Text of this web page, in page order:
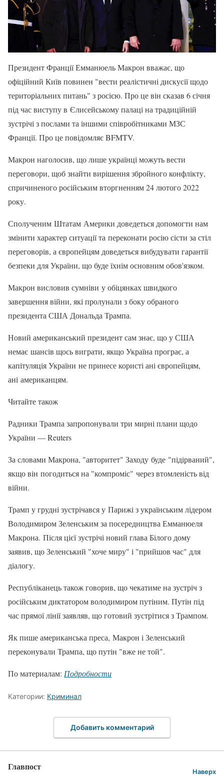
Президент Франції Емманюель Макрон вважає, що
офіційний Київ повинен "вести реалістичні дискусії щодо
територіальних питань" з росією. Про це він сказав 6 січня
під час виступу в Єлисейському палаці на традиційній
зустрічі з послами та іншими співробітниками МЗС
Франції. Про це повідомляє BFMTV.
Макрон наголосив, що лише українці можуть вести
переговори, щоб знайти вирішення збройного конфлікту,
спричиненого російським вторгненням 24 лютого 2022
року.
Сполученим Штатам Америки доведеться допомогти нам
змінити характер ситуації та переконати росію сісти за стіл
переговорів, а європейцям доведеться вибудувати гарантії
безпеки для України, що буде їхнім основним обов'язком.
Макрон висловив сумніви у обіцянках швидкого
завершення війни, які пролунали з боку обраного
президента США Дональда Трампа.
Новий американський президент сам знає, що у США
немає шансів щось виграти, якщо Україна програє, а
капітуляція України не принесе користі ані європейцям,
ані американцям.
Читайте також
Радники Трампа запропонували три мирні плани щодо
України — Reuters
За словами Макрона, "авторитет" Заходу буде "підірваний",
якщо він погодиться на "компроміс" через втомленість від
війни.
Трамп у грудні зустрічався у Парижі з українським лідером
Володимиром Зеленським за посередництва Емманюеля
Макрона. Після цієї зустрічі новий глава Білого дому
заявив, що Зеленський "хоче миру" і "прийшов час" для
діалогу.
Республіканець також говорив, що чекатиме на зустріч з
російським диктатором володимиром путіним. Путін під
час прямої лінії заявляв, що готовий зустрітися з Трампом.
Як пише американська преса, Макрон і Зеленський
переконували Трампа, що путін "вже не той".
По материалам: Подробности
Категории: Криминал
Добавить комментарий
Главпост Наверх